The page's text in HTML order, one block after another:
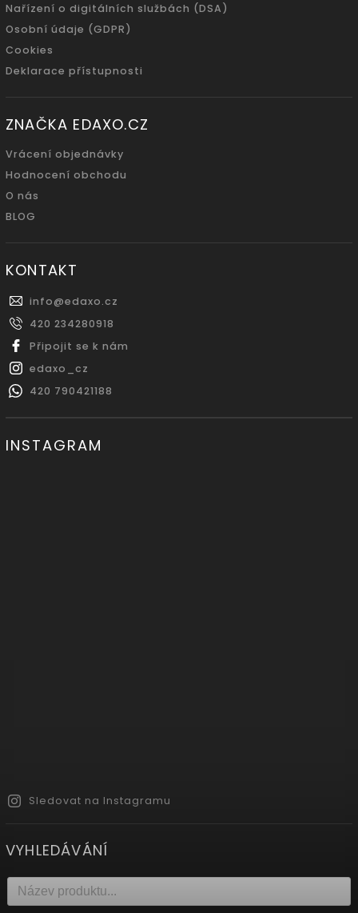
Nařízení o digitálních službách (DSA)
Osobní údaje (GDPR)
Cookies
Deklarace přístupnosti
ZNAČKA EDAXO.CZ
Vrácení objednávky
Hodnocení obchodu
O nás
BLOG
KONTAKT
info@edaxo.cz
420 234280918
Připojit se k nám
edaxo_cz
420 790421188
INSTAGRAM
Sledovat na Instagramu
VYHLEDÁVÁNÍ